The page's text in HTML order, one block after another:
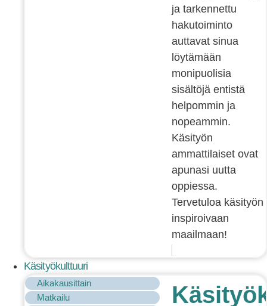
ja tarkennettu
hakutoiminto
auttavat sinua
löytämään
monipuolisia
sisältöjä entistä
helpommin ja
nopeammin.
Käsityön
ammattilaiset ovat
apunasi uutta
oppiessa.
Tervetuloa käsityön
inspiroivaan
maailmaan!
Käsityökulttuuri
Aikakausittain
Matkailu